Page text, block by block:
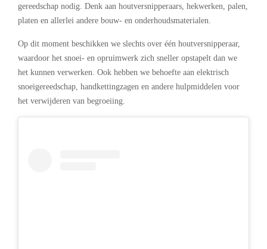
gereedschap nodig. Denk aan houtversnipperaars, hekwerken, palen,
platen en allerlei andere bouw- en onderhoudsmaterialen.
Op dit moment beschikken we slechts over één houtversnipperaar,
waardoor het snoei- en opruimwerk zich sneller opstapelt dan we
het kunnen verwerken. Ook hebben we behoefte aan elektrisch
snoeigereedschap, handkettingzagen en andere hulpmiddelen voor
het verwijderen van begroeiing.